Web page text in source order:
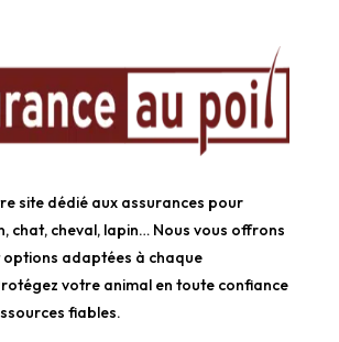
site dédié aux assurances pour
chat, cheval, lapin… Nous vous offrons
options adaptées à chaque
votre animal en toute confiance
fiables.